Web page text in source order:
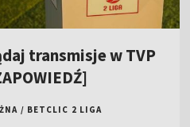
transmisje w TVP
/ BETCLIC 2 LIGA